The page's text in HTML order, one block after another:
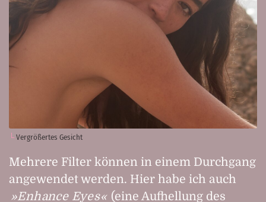
Vergrößertes Gesicht
Mehrere Filter können in einem Durchgang
angewendet werden. Hier habe ich auch
Enhance Eyes
(eine Aufhellung des